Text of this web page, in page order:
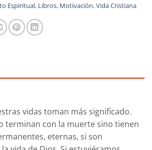
Espiritual, Libros, Motivación,Vida Cristiana
vidas toman más significado.
terminan con la muerte sino tienen
eternas, si son